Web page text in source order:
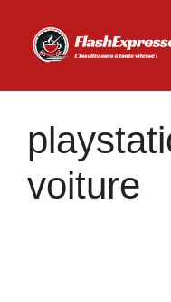
contenu
voiture